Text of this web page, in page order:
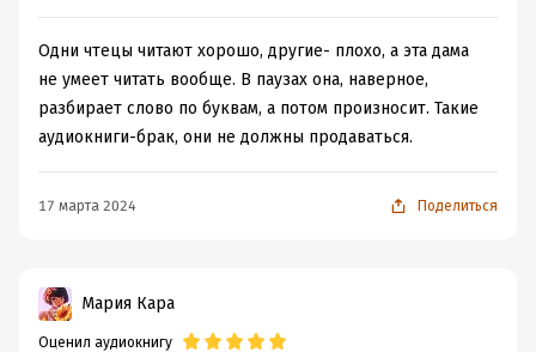
Одни чтецы читают хорошо, другие- плохо, а эта дама
не умеет читать вообще. В паузах она, наверное,
разбирает слово по буквам, а потом произносит. Такие
аудиокниги-брак, они не должны продаваться.
17 марта 2024 Поделиться
Мария Кара
Оценил аудиокнигу